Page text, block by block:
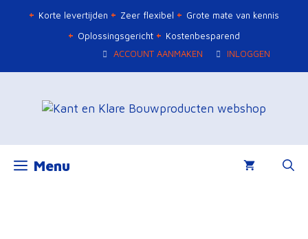
Korte levertijden Zeer flexibel
Grote mate van kennis
Oplossingsgericht
Kostenbesparend
ACCOUNT AANMAKEN
INLOGGEN
Menu